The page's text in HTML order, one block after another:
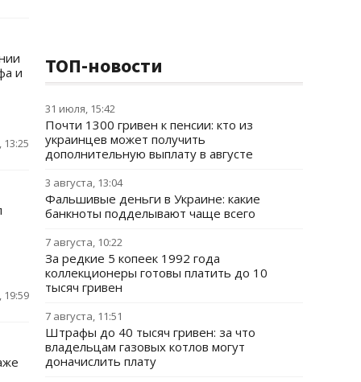
и
13:25
19:59
ТОП-новости
31 июля, 15:42
Почти 1300 гривен к пенсии: кто из
украинцев может получить
дополнительную выплату в августе
3 августа, 13:04
Фальшивые деньги в Украине: какие
банкноты подделывают чаще всего
7 августа, 10:22
За редкие 5 копеек 1992 года
коллекционеры готовы платить до 10
тысяч гривен
7 августа, 11:51
Штрафы до 40 тысяч гривен: за что
владельцам газовых котлов могут
доначислить плату